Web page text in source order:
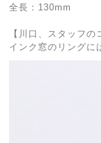
全長：130mm
【川口、スタッフの
インク窓のリングに